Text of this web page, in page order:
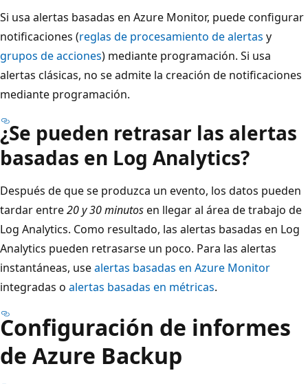
Si usa alertas basadas en Azure Monitor, puede configurar
notificaciones (reglas de procesamiento de alertas y
grupos de acciones) mediante programación. Si usa
alertas clásicas, no se admite la creación de notificaciones
mediante programación.
¿Se pueden retrasar las alertas
basadas en Log Analytics?
Después de que se produzca un evento, los datos pueden
tardar entre20 y 30 minutosen llegar al área de trabajo de
Log Analytics. Como resultado, las alertas basadas en Log
Analytics pueden retrasarse un poco. Para las alertas
instantáneas, usealertas basadas en Azure Monitor
integradas o alertas basadas en métricas.
Configuración de informes
de Azure Backup